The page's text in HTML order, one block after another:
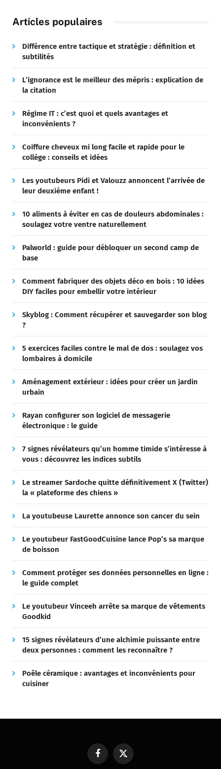
Articles populaires
Différence entre tactique et stratégie : définition et
subtilités
L’ignorance est le meilleur des mépris : explication de
la citation
Régime IT : c’est quoi et quels avantages et
inconvénients ?
Coiffure cheveux mi long facile et rapide pour le
collège : conseils et idées
Les youtubeurs Pidi et Valouzz annoncent l’arrivée de
leur deuxième enfant !
10 aliments à éviter en cas de douleurs abdominales :
soulagez votre ventre naturellement
Palworld : guide pour débloquer un second camp de
base
Comment fabriquer des objets déco en bois : 10 idées
DIY faciles pour embellir votre intérieur
Skyblog : Comment récupérer et sauvegarder son blog
?
5 exercices faciles contre le mal de dos : soulagez vos
lombaires à domicile
Aménagement extérieur : idées pour créer un jardin
urbain
Rayan configurer son logiciel de messagerie
électronique : le guide
7 signes révélateurs qu’un homme timide s’intéresse à
vous : découvrez les indices subtils
Le streamer Sardoche quitte définitivement X (Twitter)
la « plateforme des chiens »
La youtubeuse Laurette annonce son cancer du sein
Le youtubeur FastGoodCuisine lance Pop’s sa marque
de boisson
Comment protéger ses données personnelles en ligne :
le guide complet
Le youtubeur Vinceeh arrête sa marque de vêtements
Goodkid
15 signes révélateurs d’une alchimie puissante entre
deux personnes : comment les reconnaître ?
Poêle céramique : avantages et inconvénients pour
cuisiner
FacebookX